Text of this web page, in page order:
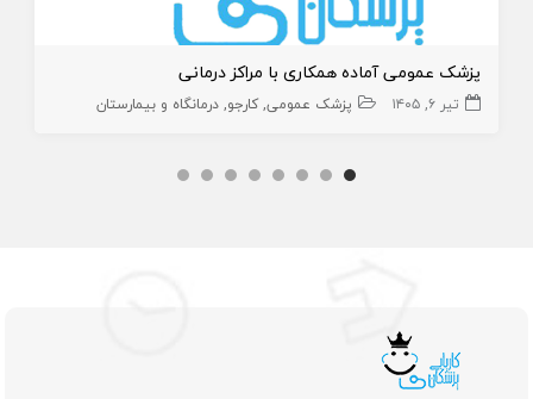
پزشک عمومی آماده همکاری با مراکز درمانی
تیر ۶, ۱۴۰۵ پزشک عمومی کارجو درمانگاه و بیمارستان